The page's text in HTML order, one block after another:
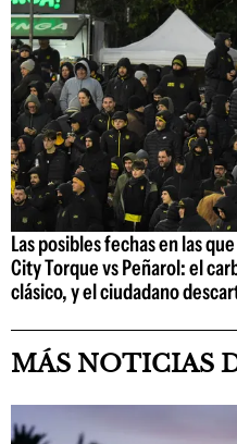
Las posibles fechas en las
City Torque vs Peñarol: el
clásico, y el ciudadano
MÁS NOTICIAS